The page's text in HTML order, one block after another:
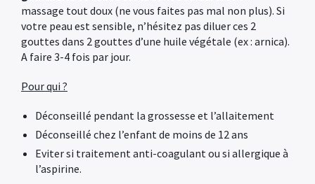
massage tout doux (ne vous faites pas mal non plus). Si
votre peau est sensible, n’hésitez pas diluer ces 2
gouttes dans 2 gouttes d’une huile végétale (ex : arnica).
A faire 3-4 fois par jour.
Pour qui ?
Déconseillé pendant la grossesse et l’allaitement
Déconseillé chez l’enfant de moins de 12 ans
Eviter si traitement anti-coagulant ou si allergique à
l’aspirine.